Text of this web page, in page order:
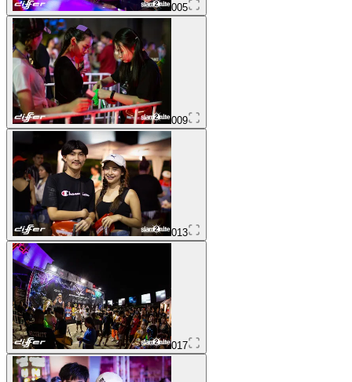
005
009
013
017